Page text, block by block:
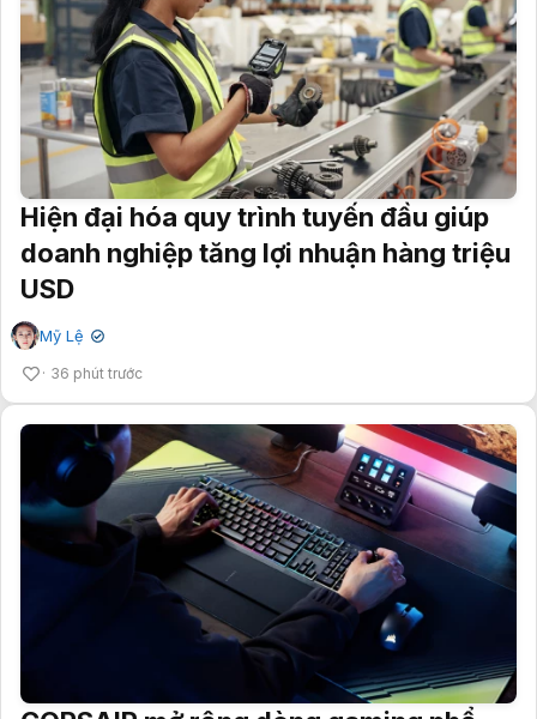
Hiện đại hóa quy trình tuyến đầu giúp
doanh nghiệp tăng lợi nhuận hàng triệu
USD
Mỹ Lệ ✔
36 phút trước